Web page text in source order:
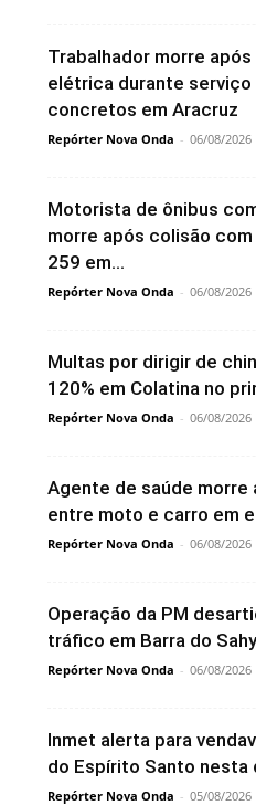
Trabalhador morre
elétrica durante serviço
concretos em Aracruz
Repórter Nova Onda - 06/08/2026
Motorista de ônibus
morre após colisão com
259 em...
Repórter Nova Onda - 06/08/2026
Multas por dirigir de
120% em Colatina no
Repórter Nova Onda - 06/08/2026
Agente de saúde morre
entre moto e carro em
Repórter Nova Onda - 06/08/2026
Operação da PM
tráfico em Barra do
Repórter Nova Onda - 06/08/2026
Inmet alerta para
do Espírito Santo nesta
Repórter Nova Onda - 05/08/2026